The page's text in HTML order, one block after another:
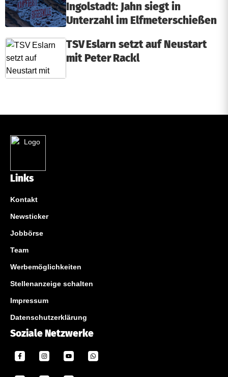
Ingolstadt: Jahn siegt in
Unterzahl im Elfmeterschießen
TSV Eslarn setzt auf Neustart
mit Peter Rackl
Links
Kontakt
Newsticker
Jobbörse
Team
Werbemöglichkeiten
Stellenanzeige schalten
Impressum
Datenschutzerklärung
Soziale Netzwerke